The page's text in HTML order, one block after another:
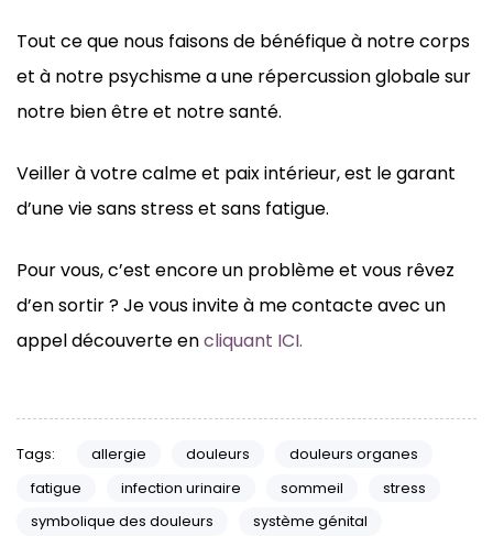
Tout ce que nous faisons de bénéfique à notre corps
et à notre psychisme a une répercussion globale sur
notre bien être et notre santé.
Veiller à votre calme et paix intérieur, est le garant
d’une vie sans stress et sans fatigue.
Pour vous, c’est encore un problème et vous rêvez
d’en sortir ? Je vous invite à me contacte avec un
appel découverte encliquant ICI.
Tags: allergie douleurs
douleurs organes
fatigue
infection urinaire sommeil
stress
symbolique des douleurs
système génital